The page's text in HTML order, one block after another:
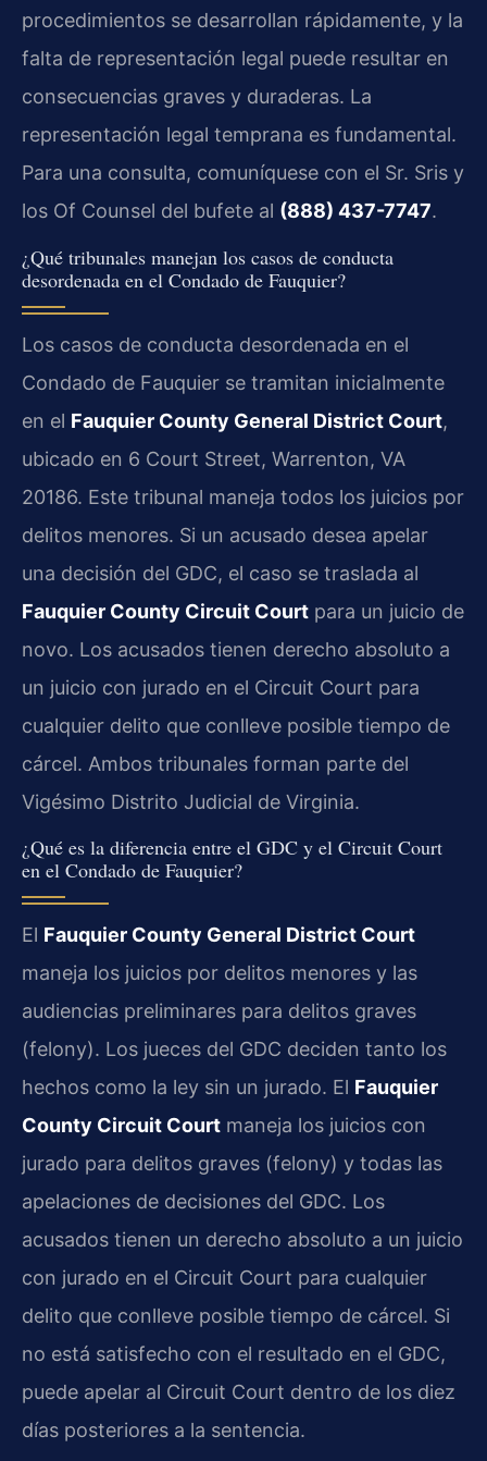
procedimientos se desarrollan rápidamente, y la
falta de representación legal puede resultar en
consecuencias graves y duraderas. La
representación legal temprana es fundamental.
Para una consulta, comuníquese con el Sr. Sris y
los Of Counsel del bufete al (888) 437-7747.
¿Qué tribunales manejan los casos de conducta
desordenada en el Condado de Fauquier?
Los casos de conducta desordenada en el
Condado de Fauquier se tramitan inicialmente
en el Fauquier County General District Court,
ubicado en 6 Court Street, Warrenton, VA
20186. Este tribunal maneja todos los juicios por
delitos menores. Si un acusado desea apelar
una decisión del GDC, el caso se traslada al
Fauquier County Circuit Court para un juicio de
novo. Los acusados tienen derecho absoluto a
un juicio con jurado en el Circuit Court para
cualquier delito que conlleve posible tiempo de
cárcel. Ambos tribunales forman parte del
Vigésimo Distrito Judicial de Virginia.
¿Qué es la diferencia entre el GDC y el Circuit Court
en el Condado de Fauquier?
El Fauquier County General District Court
maneja los juicios por delitos menores y las
audiencias preliminares para delitos graves
(felony). Los jueces del GDC deciden tanto los
hechos como la ley sin un jurado. El Fauquier
County Circuit Court maneja los juicios con
jurado para delitos graves (felony) y todas las
apelaciones de decisiones del GDC. Los
acusados tienen un derecho absoluto a un juicio
con jurado en el Circuit Court para cualquier
delito que conlleve posible tiempo de cárcel. Si
no está satisfecho con el resultado en el GDC,
puede apelar al Circuit Court dentro de los diez
días posteriores a la sentencia.